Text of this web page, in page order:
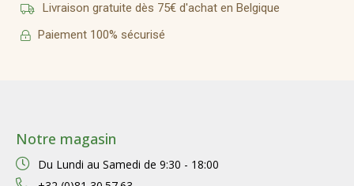
Livraison gratuite dès 75€ d'achat en Belgique
Paiement 100% sécurisé
Notre magasin
Du Lundi au Samedi de 9:30 - 18:00